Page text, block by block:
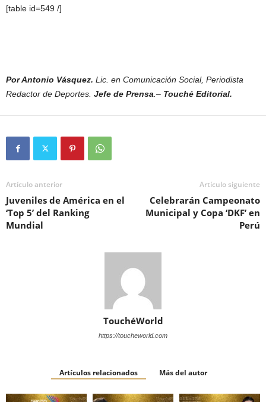
[table id=549 /]
Por Antonio Vásquez. Lic. en Comunicación Social, Periodista
Redactor de Deportes. Jefe de Prensa .– Touché Editorial.
Artículo anterior
Juveniles de América en el
‘Top 5’ del Ranking
Mundial
Artículo siguiente
Celebrarán Campeonato
Municipal y Copa ‘DKF’ en
Perú
TouchéWorld
https://toucheworld.com
Artículos relacionados Más del autor